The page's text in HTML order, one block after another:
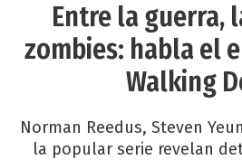
Entre la guerra,
zombies: habla el
Walking
Norman Reedus, Steven
la popular serie revelan